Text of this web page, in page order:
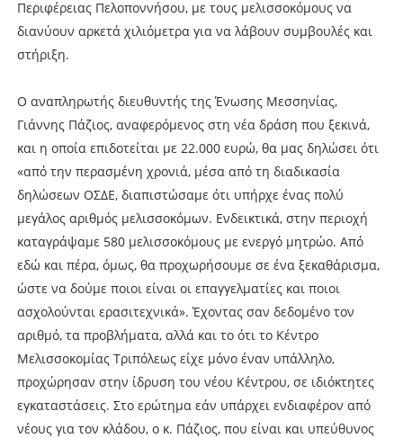
Περιφέρειας Πελοποννήσου, με τους μελισσοκόμους να
διανύουν αρκετά χιλιόμετρα για να λάβουν συμβουλές και
στήριξη.
Ο αναπληρωτής διευθυντής της Ένωσης Μεσσηνίας,
Γιάννης Πάζιος, αναφερόμενος στη νέα δράση που ξεκινά,
και η οποία επιδοτείται με 22.000 ευρώ, θα μας δηλώσει ότι
«από την περασμένη χρονιά, μέσα από τη διαδικασία
δηλώσεων ΟΣΔΕ, διαπιστώσαμε ότι υπήρχε ένας πολύ
μεγάλος αριθμός μελισσοκόμων. Ενδεικτικά, στην περιοχή
καταγράψαμε 580 μελισσοκόμους με ενεργό μητρώο. Από
εδώ και πέρα, όμως, θα προχωρήσουμε σε ένα ξεκαθάρισμα,
ώστε να δούμε ποιοι είναι οι επαγγελματίες και ποιοι
ασχολούνται ερασιτεχνικά». Έχοντας σαν δεδομένο τον
αριθμό, τα προβλήματα, αλλά και το ότι το Κέντρο
Μελισσοκομίας Τριπόλεως είχε μόνο έναν υπάλληλο,
προχώρησαν στην ίδρυση του νέου Κέντρου, σε ιδιόκτητες
εγκαταστάσεις. Στο ερώτημα εάν υπάρχει ενδιαφέρον από
νέους για τον κλάδου, ο κ. Πάζιος, που είναι και υπεύθυνος